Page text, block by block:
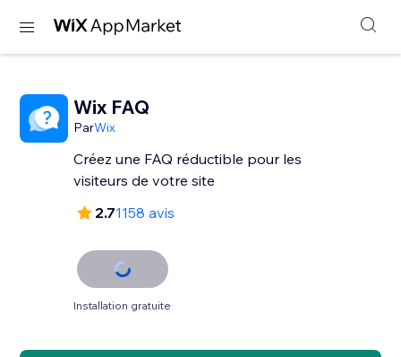
Wix FAQ
ParWix
Créez une FAQ réductible pour les
visiteurs de votre site
2.71158 avis
Installation gratuite